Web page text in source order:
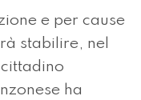
e per cause
stabilire, nel
ha